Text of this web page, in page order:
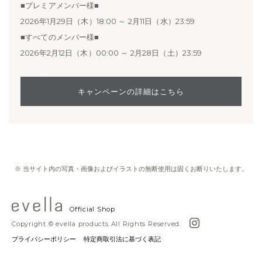
■プレミアメンバー様■
2026年1月29日（木）18:00 ～ 2月11日（水）23:59
■すべてのメンバー様■
2026年2月12日（木）00:00 ～ 2月28日（土）23:59
キャンペーンの詳細はこちら
※ 当サイト内の写真・画像およびイラストの無断使用は固くお断りいたします。
Official Shop
Copyright © evella products All Rights Reserved.
プライバシーポリシー
特定商取引法に基づく表記